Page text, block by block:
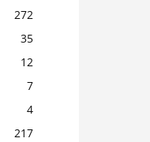
272
35
12
7
4
217